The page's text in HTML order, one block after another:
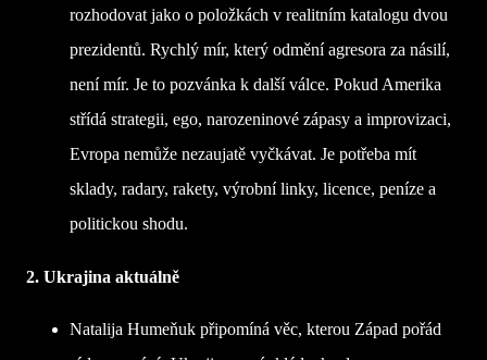
rozhodovat jako o položkách v realitním katalogu dvou
prezidentů. Rychlý mír, který odmění agresora za násilí,
není mír. Je to pozvánka k další válce. Pokud Amerika
střídá strategii, ego, narozeninové zápasy a improvizaci,
Evropa nemůže nezaujatě vyčkávat. Je potřeba mít
sklady, radary, rakety, výrobní linky, licence, peníze a
politickou shodu.
2. Ukrajina aktuálně
Natalija Humeňuk připomíná věc, kterou Západ pořád